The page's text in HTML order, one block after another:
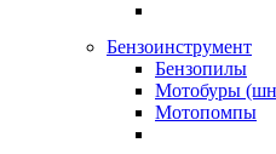
Бензоинструмент
Бензопилы
Мотобуры
Мотопомпы